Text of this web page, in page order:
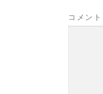
コメント